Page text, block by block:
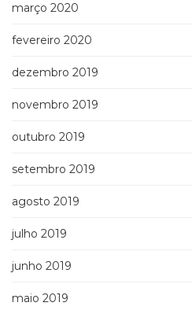
março 2020
fevereiro 2020
dezembro 2019
novembro 2019
outubro 2019
setembro 2019
agosto 2019
julho 2019
junho 2019
maio 2019